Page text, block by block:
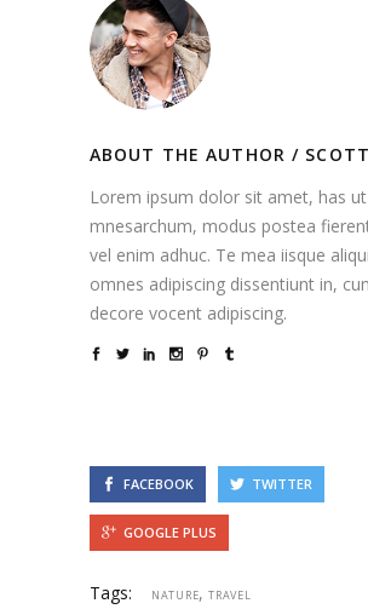
ABOUT THE AUTHOR /
Lorem ipsum dolor sit amet, has
mnesarchum, modus postea
vel enim adhuc. Te mea iisque
omnes adipiscing dissentiunt in,
decore vocent adipiscing.
FACEBOOK TWITTER
GOOGLE PLUS
Tags: NATURE,TRAVEL